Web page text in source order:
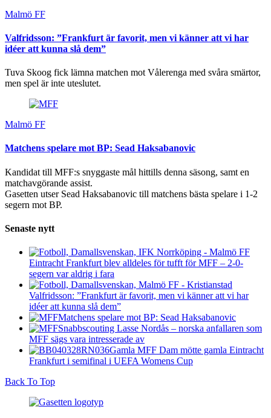
Malmö FF
Valfridsson: ”Frankfurt är favorit, men vi känner att vi har
idéer att kunna slå dem”
Tuva Skoog fick lämna matchen mot Vålerenga med svåra smärtor,
men spel är inte uteslutet.
Malmö FF
Matchens spelare mot BP: Sead Haksabanovic
Kandidat till MFF:s snyggaste mål hittills denna säsong, samt en
matchavgörande assist.
Gasetten utser Sead Haksabanovic till matchens bästa spelare i 1-2
segern mot BP.
Senaste nytt
Eintracht Frankfurt blev alldeles för tufft för MFF – 2-0-
segern var aldrig i fara
Valfridsson: ”Frankfurt är favorit, men vi känner att vi har
idéer att kunna slå dem”
Matchens spelare mot BP: Sead Haksabanovic
Snabbscouting Lasse Nordås – norska anfallaren som
MFF sägs vara intresserade av
Gamla MFF Dam mötte gamla Eintracht
Frankfurt i semifinal i UEFA Womens Cup
Back To Top